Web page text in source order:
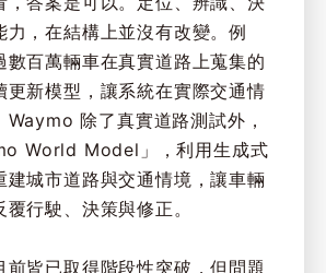
力，在結構上並沒有改變。例
數百萬輛車在真實道路上蒐集的
更新模型，讓系統在實際交通情
Waymo 除了真實道路測試外，
World Model」，利用生成式
建城市道路與交通情境，讓車輛
行駛、決策與修正。
前皆已取得階段性突破，但問題